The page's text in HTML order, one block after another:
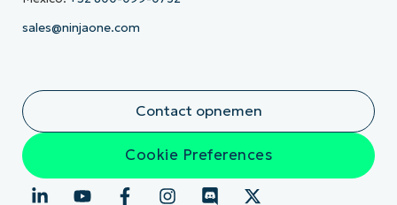
sales@ninjaone.com
Contact opnemen
Cookie Preferences